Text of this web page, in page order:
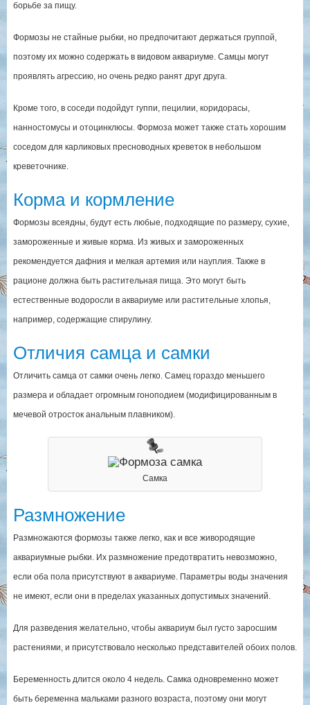
борьбе за пищу.
Формозы не стайные рыбки, но предпочитают держаться группой,
поэтому их можно содержать в видовом аквариуме. Самцы могут
проявлять агрессию, но очень редко ранят друг друга.
Кроме того, в соседи подойдут гуппи, пецилии, коридорасы,
нанностомусы и отоцинклюсы. Формоза может также стать хорошим
соседом для карликовых пресноводных креветок в небольшом
креветочнике.
Корма и кормление
Формозы всеядны, будут есть любые, подходящие по размеру, сухие,
замороженные и живые корма. Из живых и замороженных
рекомендуется дафния и мелкая артемия или науплия. Также в
рационе должна быть растительная пища. Это могут быть
естественные водоросли в аквариуме или растительные хлопья,
например, содержащие спирулину.
Отличия самца и самки
Отличить самца от самки очень легко. Самец гораздо меньшего
размера и обладает огромным гоноподием (модифицированным в
мечевой отросток анальным плавником).
Самка
Размножение
Размножаются формозы также легко, как и все живородящие
аквариумные рыбки. Их размножение предотвратить невозможно,
если оба пола присутствуют в аквариуме. Параметры воды значения
не имеют, если они в пределах указанных допустимых значений.
Для разведения желательно, чтобы аквариум был густо заросшим
растениями, и присутствовало несколько представителей обоих полов.
Беременность длится около 4 недель. Самка одновременно может
быть беременна мальками разного возраста, поэтому они могут